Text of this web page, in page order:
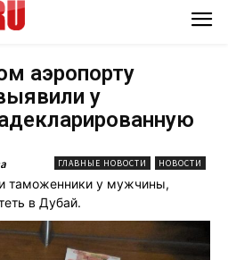
аэропорту
у
ГЛАВНЫЕ НОВОСТИ НОВОСТИ
таможенники у мужчины,
в Дубай.